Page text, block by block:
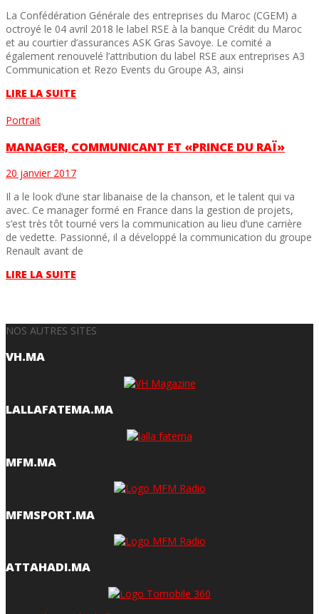
La Confédération Générale des entreprises du Maroc (CGEM) a
octroyé le 04 avril 2018 le label RSE à la banque Crédit du Maroc
et au courtier d’assurances ASK Gras Savoye. Le comité a
également renouvelé l’attribution du label RSE aux entreprises A3
Communication et Rezo Events du Groupe A3, ainsi
LIRE LA SUITE
Portrait
MANAGER, COMMUNICANT ET «PRINCE DU RAÏ»
20 janvier 2017
Il a le look d’une star libanaise de la chanson, et le talent qui va
avec. Ce manager formé en France dans la gestion de projets,
s’est très tôt tourné vers la communication au lieu d’une carrière
de vedette. Passionné, il a développé la communication du groupe
Renault avant de
LIRE LA SUITE
NOS AUTRES SITES
VH.MA
LALLAFATEMA.MA
MFM.MA
MFMSPORT.MA
ATTAHADI.MA